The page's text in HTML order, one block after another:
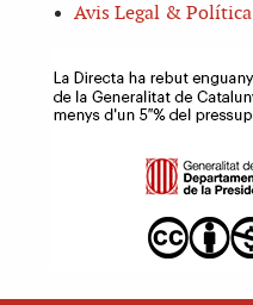
Avis Legal &